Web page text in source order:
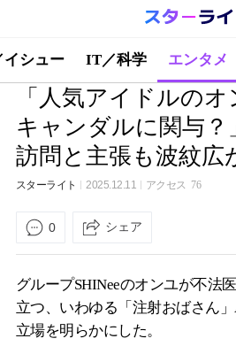
イシュー IT／科学 エンタメ
「人気アイドルの
キャンダルに関与？
訪問と主張も波紋広
スターライト 2025.12.11 アクセス 76
0 シェア
グループSHINeeのオンユが不法
立つ、いわゆる「注射おばさん
立場を明らかにした。